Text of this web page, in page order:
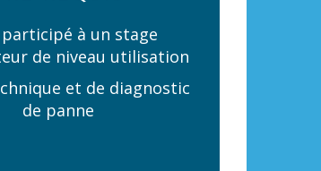
à un stage
de niveau utilisation
et de diagnostic
de panne